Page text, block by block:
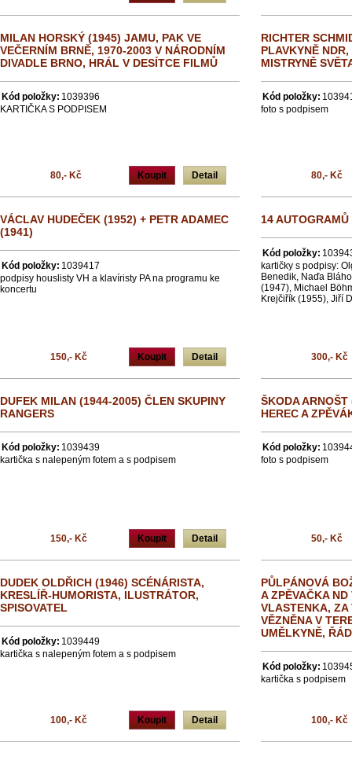
MILAN HORSKÝ (1945) JAMU, PAK VE
VEČERNÍM BRNĚ, 1970-2003 V NÁRODNÍM
DIVADLE BRNO, HRÁL V DESÍTCE FILMŮ
Kód položky: 1039396
KARTIČKA S PODPISEM
Koupit Detail
80,- Kč
RICHTER
PLAVKYNĚ
MISTRYNĚ
Kód položky:
foto s podpisem
80,- Kč
VÁCLAV HUDEČEK (1952) + PETR ADAMEC
(1941)
Kód položky: 1039417
podpisy houslisty VH a klavíristy PA na programu ke
koncertu
Koupit Detail
150,- Kč
14 AUTOGRAMŮ
Kód položky:
kartičky s podpisy:
Benedik, Naďa
(1947), Michael
Krejčiřík (1955), Jiří
300,- Kč
DUFEK MILAN (1944-2005) ČLEN SKUPINY
RANGERS
Kód položky: 1039439
kartička s nalepeným fotem a s podpisem
Koupit Detail
150,- Kč
ŠKODA
HEREC A
Kód položky:
foto s podpisem
50,- Kč
DUDEK OLDŘICH (1946) SCÉNÁRISTA,
KRESLÍŘ-HUMORISTA, ILUSTRÁTOR,
SPISOVATEL
Kód položky: 1039449
kartička s nalepeným fotem a s podpisem
Koupit Detail
100,- Kč
PŮLPÁNOVÁ
A ZPĚVAČKA
VLASTENKA,
VĚZNĚNA V
UMĚLKYNĚ,
Kód položky:
kartička s podpisem
100,- Kč